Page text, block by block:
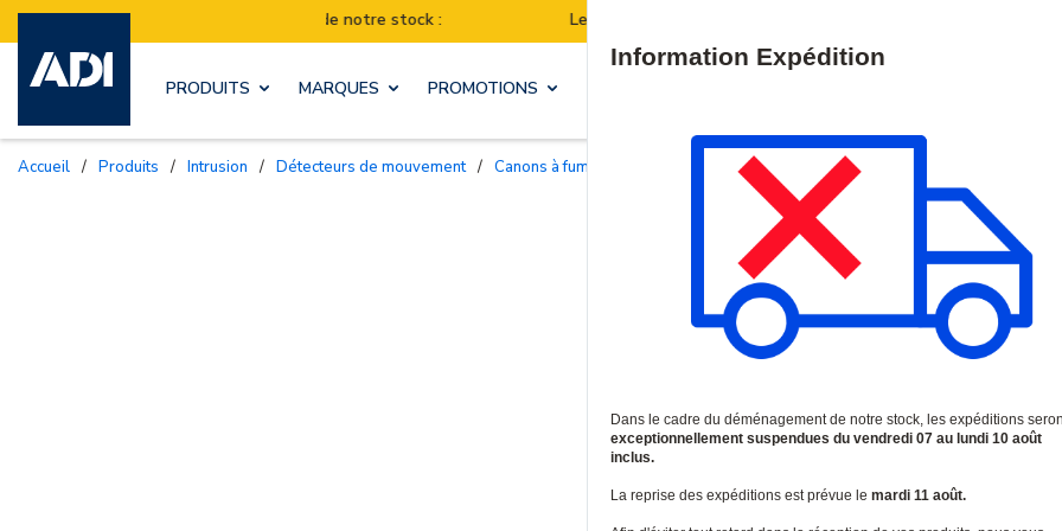
de notre stock : Les expéditions seront suspendues du 07 au 10 août inclus. Pensez
PRODUITS MARQUES PROMOTIONS
Accueil / Produits / Intrusion / Détecteurs de mouvement / Canons à fumée